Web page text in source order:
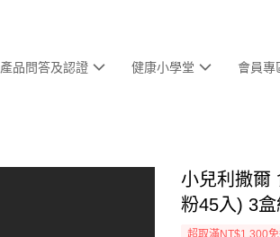
產品問答及認證 健康小學堂 會員專
小兒利撒爾
粉45入) 3盒
超取滿NT$1,300